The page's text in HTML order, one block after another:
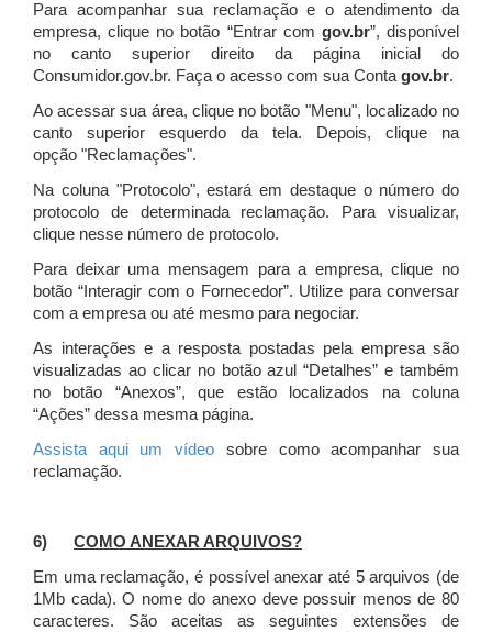
Para acompanhar sua reclamação e o atendimento da
empresa, clique no botão “Entrar com gov.br”, disponível
no canto superior direito da página inicial do
Consumidor.gov.br. Faça o acesso com sua Contagov.br.
Ao acessar sua área, clique no botão "Menu", localizado no
canto superior esquerdo da tela. Depois, clique na
opção "Reclamações".
Na coluna "Protocolo", estará em destaque o número do
protocolo de determinada reclamação. Para visualizar,
clique nesse número de protocolo.
Para deixar uma mensagem para a empresa, clique no
botão “Interagir com o Fornecedor”. Utilize para conversar
com a empresa ou até mesmo para negociar.
As interações e a resposta postadas pela empresa são
visualizadas ao clicar no botão azul “Detalhes” e também
no botão “Anexos”, que estão localizados na coluna
“Ações” dessa mesma página.
Assista aqui um vídeo sobre como acompanhar sua
reclamação.
6) COMO ANEXAR ARQUIVOS?
Em uma reclamação, é possível anexar até 5 arquivos (de
1Mb cada). O nome do anexo deve possuir menos de 80
caracteres. São aceitas as seguintes extensões de